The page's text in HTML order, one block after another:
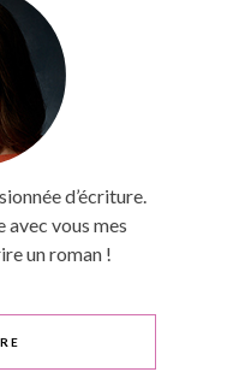
d’écriture.
avec vous mes
un roman !